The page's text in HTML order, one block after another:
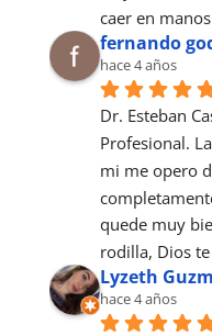
caer en
fernando
hace 4 años
Dr. Esteban
Profesional.
mi me opero
quede muy
rodilla, Dios
Lyzeth
hace 4 años